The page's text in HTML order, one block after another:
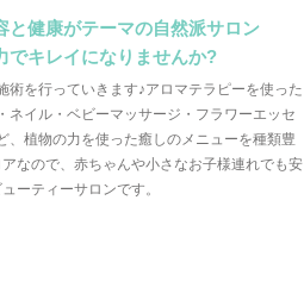
と健康がテーマの自然派サロン
でキレイになりませんか?
術を行っていきます♪アロマテラピーを使った
ネイル・ベビーマッサージ・フラワーエッセ
、植物の力を使った癒しのメニューを種類豊
なので、赤ちゃんや小さなお子様連れでも安
ーティーサロンです。